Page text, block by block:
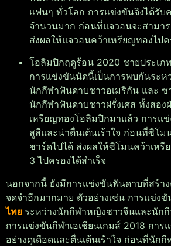
แฟนๆ ทั่วโลก การแข่งขันจึงได้รับ
จำนวนมาก ก่อนที่แจวอนจะสามา
ส่งผลให้แจวอนคว้าเหรียญทองไปค
โอลิมปิกฤดูร้อน 2020 ชายประเภ
การแข่งขันนัดนี้เป็นการพบกันระห
นักกีฬาฟันดาบชาวอเมริกัน และ ซ
นักกีฬาฟันดาบชาวฝรั่งเศส ทั้งสอง
เหรียญทองโอลิมปิกมาแล้ว การแข่
สูสีและน่าตื่นเต้นเร้าใจ ก่อนที่ซิโม
ชาร์ดไปได้ ส่งผลให้ซิโมนคว้าเห
3 ไปครองได้สำเร็จ
นอกจากนี้ ยังมีการแข่งขันฟันดาบที่สร้า
จดจำอีกมากมาย ตัวอย่างเช่น การแข่งขั
ไทย ระหว่างนักกีฬาหญิงชาวจีนและนัก
การแข่งขันกีฬาเอเชียนเกมส์ 2018 กา
อย่างดุเดือดและตื่นเต้นเร้าใจ ก่อนที่นัก